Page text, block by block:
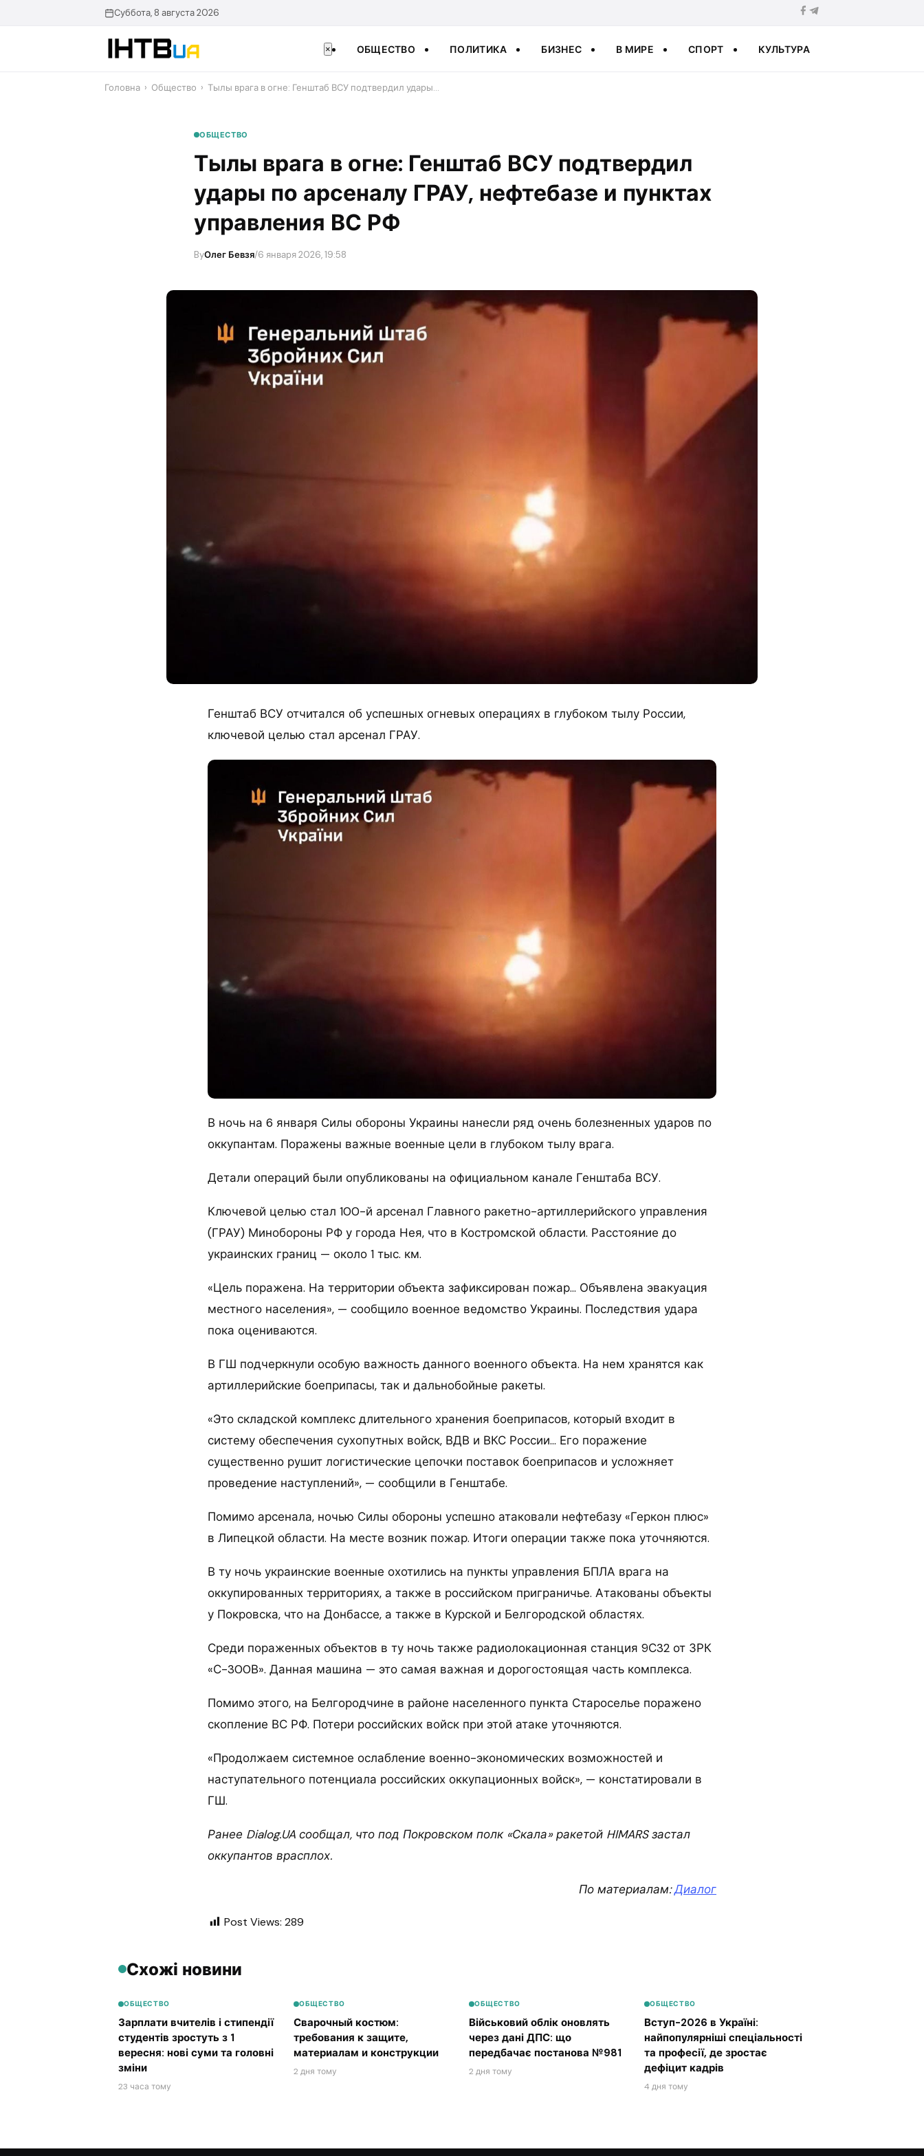
Суббота, 8 августа 2026
× ОБЩЕСТВО ПОЛИТИКА БИЗНЕС В МИРЕ СПОРТ КУЛЬТУРА
Головна › Общество › ​Тылы врага в огне: Генштаб ВСУ подтвердил удары…
ОБЩЕСТВО
​Тылы врага в огне: Генштаб ВСУ подтвердил
удары по арсеналу ГРАУ, нефтебазе и пунктах
управления ВС РФ
ByОлег Бевзя/6 января 2026, 19:58
Генштаб ВСУ отчитался об успешных огневых операциях в глубоком тылу России,
ключевой целью стал арсенал ГРАУ.
В ночь на 6 января Силы обороны Украины нанесли ряд очень болезненных ударов по
оккупантам. Поражены важные военные цели в глубоком тылу врага.
Детали операций были опубликованы на официальном канале Генштаба ВСУ.
Ключевой целью стал 100-й арсенал Главного ракетно-артиллерийского управления
(ГРАУ) Минобороны РФ у города Нея, что в Костромской области. Расстояние до
украинских границ — около 1 тыс. км.
«Цель поражена. На территории объекта зафиксирован пожар… Объявлена эвакуация
местного населения», — сообщило военное ведомство Украины. Последствия удара
пока оцениваются.
В ГШ подчеркнули особую важность данного военного объекта. На нем хранятся как
артиллерийские боеприпасы, так и дальнобойные ракеты.
«Это складской комплекс длительного хранения боеприпасов, который входит в
систему обеспечения сухопутных войск, ВДВ и ВКС России… Его поражение
существенно рушит логистические цепочки поставок боеприпасов и усложняет
проведение наступлений», — сообщили в Генштабе.
Помимо арсенала, ночью Силы обороны успешно атаковали нефтебазу «Геркон плюс»
в Липецкой области. На месте возник пожар. Итоги операции также пока уточняются.
В ту ночь украинские военные охотились на пункты управления БПЛА врага на
оккупированных территориях, а также в российском приграничье. Атакованы объекты
у Покровска, что на Донбассе, а также в Курской и Белгородской областях.
Среди пораженных объектов в ту ночь также радиолокационная станция 9С32 от ЗРК
«С-300В». Данная машина — это самая важная и дорогостоящая часть комплекса.
Помимо этого, на Белгородчине в районе населенного пункта Староселье поражено
скопление ВС РФ. Потери российских войск при этой атаке уточняются.
«Продолжаем системное ослабление военно-экономических возможностей и
наступательного потенциала российских оккупационных войск», — констатировали в
ГШ.
Ранее Dialog.UA сообщал, что под Покровском полк «Скала» ракетой HIMARS застал
оккупантов врасплох.
По материалам:Диалог
Post Views: 289
Схожі новини
ОБЩЕСТВО
Зарплати вчителів і стипендії
студентів зростуть з 1
вересня: нові суми та головні
зміни
23 часа тому
ОБЩЕСТВО
Сварочный костюм:
требования к защите,
материалам и конструкции
2 дня тому
ОБЩЕСТВО
Військовий облік оновлять
через дані ДПС: що
передбачає постанова №981
2 дня тому
ОБЩЕСТВО
Вступ-2026 в Україні:
найпопулярніші спеціальності
та професії, де зростає
дефіцит кадрів
4 дня тому